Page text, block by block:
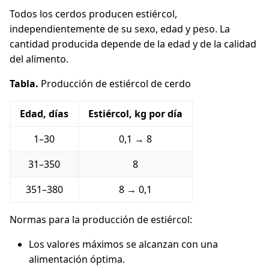
Todos los cerdos producen estiércol,
independientemente de su sexo, edad y peso. La
cantidad producida depende de la edad y de la calidad
del alimento.
Tabla. Producción de estiércol de cerdo
Edad, días
Estiércol, kg por día
1–30
0,1 → 8
31–350
8
351–380
8 → 0,1
Normas para la producción de estiércol:
Los valores máximos se alcanzan con una
alimentación óptima.